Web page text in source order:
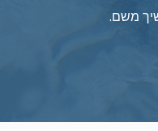
משם.